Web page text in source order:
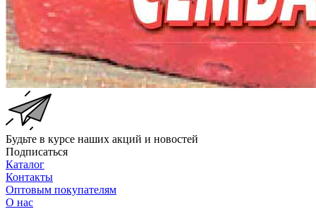
Будьте в курсе наших акций и новостей
Подписаться
Каталог
Контакты
Оптовым покупателям
О нас